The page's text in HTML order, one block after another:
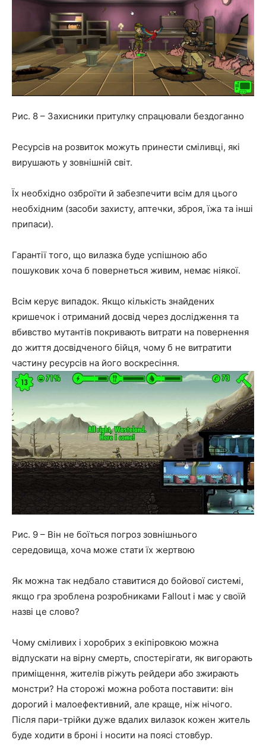
Рис. 8 – Захисники притулку спрацювали бездоганно
Ресурсів на розвиток можуть принести сміливці, які
вирушають у зовнішній світ.
Їх необхідно озброїти й забезпечити всім для цього
необхідним (засоби захисту, аптечки, зброя, їжа та інші
припаси).
Гарантії того, що вилазка буде успішною або
пошуковик хоча б повернеться живим, немає ніякої.
Всім керує випадок. Якщо кількість знайдених
кришечок і отриманий досвід через дослідження та
вбивство мутантів покривають витрати на повернення
до життя досвідченого бійця, чому б не витратити
частину ресурсів на його воскресіння.
Рис. 9 – Він не боїться погроз зовнішнього
середовища, хоча може стати їх жертвою
Як можна так недбало ставитися до бойової системі,
якщо гра зроблена розробниками Fallout і має у своїй
назві це слово?
Чому сміливих і хоробрих з екіпіровкою можна
відпускати на вірну смерть, спостерігати, як вигорають
приміщення, жителів ріжуть рейдери або зжирають
монстри? На сторожі можна робота поставити: він
дорогий і малоефективний, але краще, ніж нічого.
Після пари-трійки дуже вдалих вилазок кожен житель
буде ходити в броні і носити на поясі стовбур.